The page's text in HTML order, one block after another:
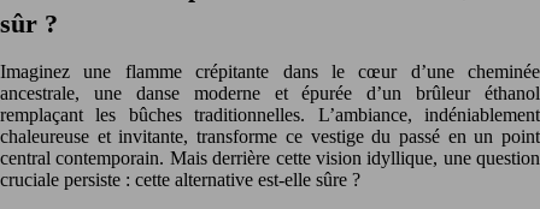
sûr ?
Imaginez une flamme crépitante dans le cœur d’une cheminée
ancestrale, une danse moderne et épurée d’un brûleur éthanol
remplaçant les bûches traditionnelles. L’ambiance, indéniablement
chaleureuse et invitante, transforme ce vestige du passé en un point
central contemporain. Mais derrière cette vision idyllique, une question
cruciale persiste : cette alternative est-elle sûre ?